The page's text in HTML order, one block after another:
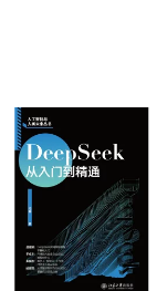
客服
服務時間：